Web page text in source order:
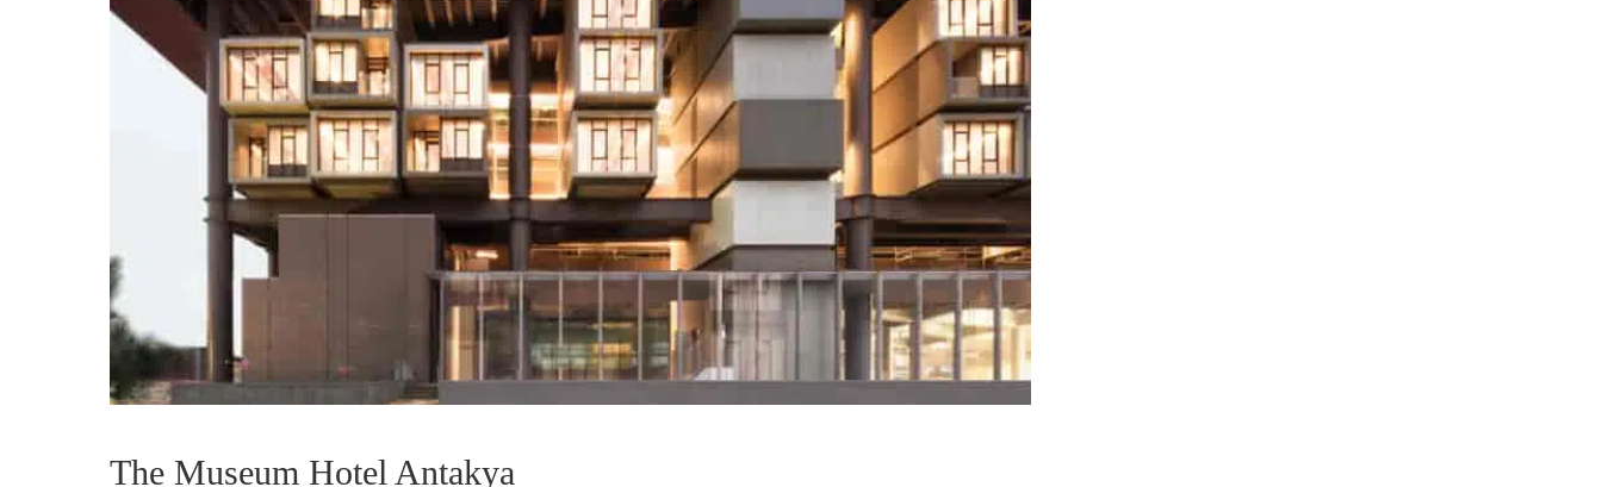
The Museum Hotel Antakya